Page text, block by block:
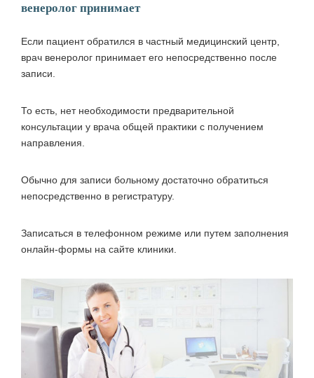
венеролог принимает
Если пациентобратился в частный медицинский центр,
врач венеролог принимает его непосредственно после
записи.
То есть, нет необходимости предварительной
консультации у врача общей практики с получением
направления.
Обычно для записи больному достаточно обратиться
непосредственно в регистратуру.
Записаться в телефонном режиме или путем заполнения
онлайн-формы на сайте клиники.